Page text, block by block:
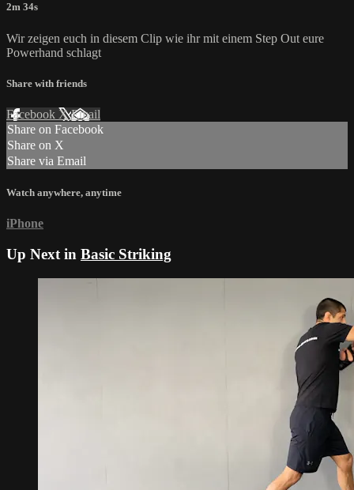
2m 34s
Wir zeigen euch in diesem Clip wie ihr mit einem Step Out eure
Powerhand schlagt
Share with friends
Facebook XEmail
Share on Facebook
Share on X
Share via Email
Watch anywhere, anytime
iPhone
Up Next in Basic Striking